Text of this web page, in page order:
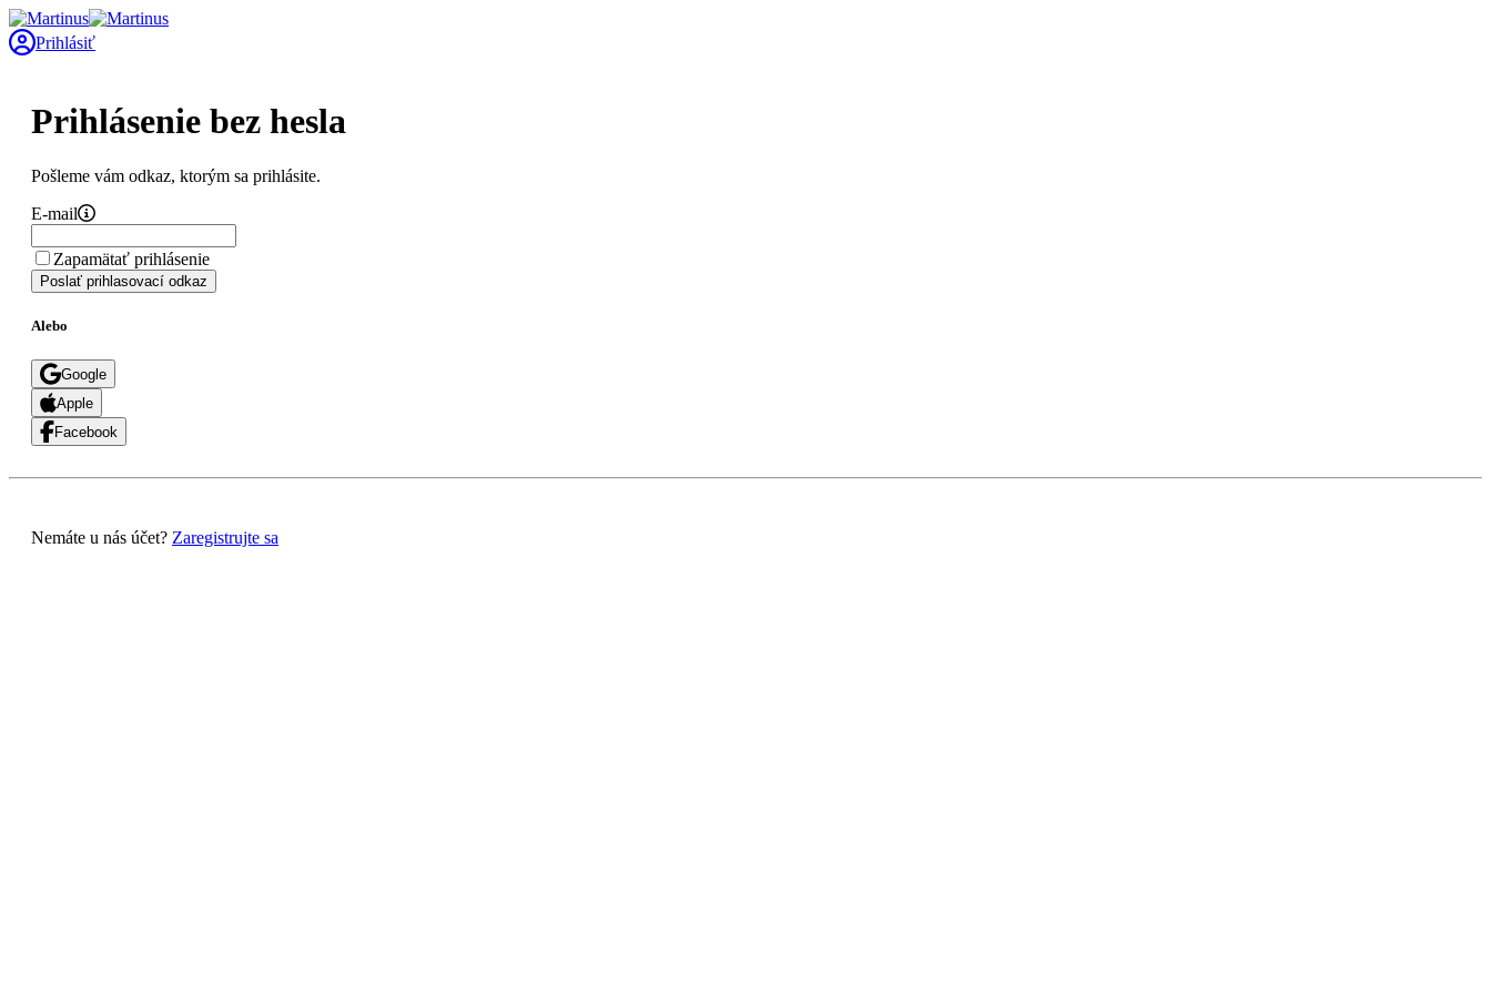
Prihlásiť
Prihlásenie bez hesla
Pošleme vám odkaz, ktorým sa prihlásite.
E-mail
Zapamätať prihlásenie
Poslať prihlasovací odkaz
Alebo
Google
Apple
Facebook
Nemáte u nás účet? Zaregistrujte sa